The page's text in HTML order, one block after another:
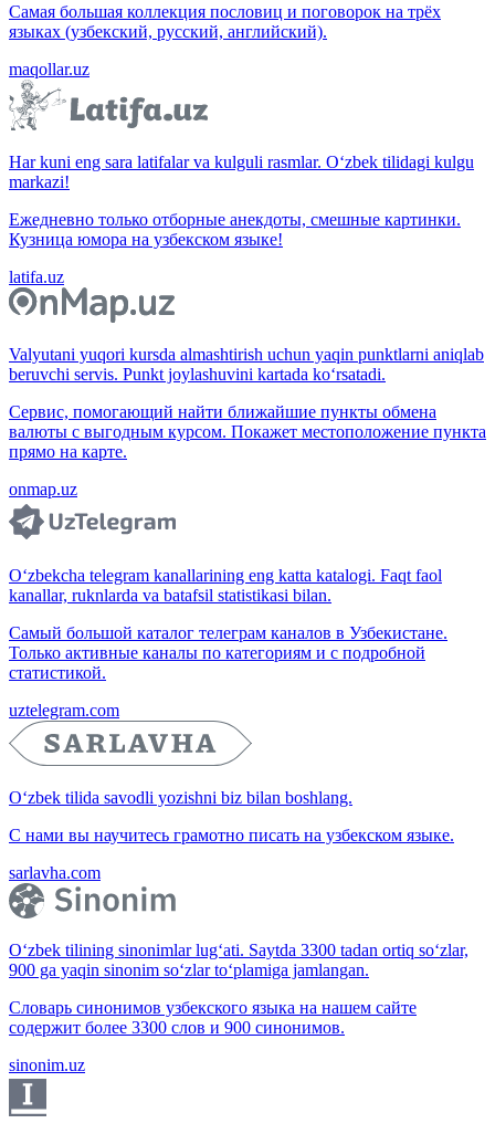
Самая большая коллекция пословиц и поговорок на трёх
языках (узбекский, русский, английский).
maqollar.uz
Har kuni eng sara latifalar va kulguli rasmlar. O‘zbek tilidagi kulgu
markazi!
Ежедневно только отборные анекдоты, смешные картинки.
Кузница юмора на узбекском языке!
latifa.uz
Valyutani yuqori kursda almashtirish uchun yaqin punktlarni aniqlab
beruvchi servis. Punkt joylashuvini kartada ko‘rsatadi.
Сервис, помогающий найти ближайшие пункты обмена
валюты с выгодным курсом. Покажет местоположение пункта
прямо на карте.
onmap.uz
O‘zbekcha telegram kanallarining eng katta katalogi. Faqt faol
kanallar, ruknlarda va batafsil statistikasi bilan.
Самый большой каталог телеграм каналов в Узбекистане.
Только активные каналы по категориям и с подробной
статистикой.
uztelegram.com
O‘zbek tilida savodli yozishni biz bilan boshlang.
С нами вы научитесь грамотно писать на узбекском языке.
sarlavha.com
O‘zbek tilining sinonimlar lug‘ati. Saytda 3300 tadan ortiq so‘zlar,
900 ga yaqin sinonim so‘zlar to‘plamiga jamlangan.
Словарь синонимов узбекского языка на нашем сайте
содержит более 3300 слов и 900 синонимов.
sinonim.uz